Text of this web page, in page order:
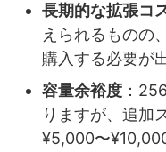
長期的な拡張コ
えられるものの
購入する必要が
容量余裕度 ：
りますが、追加
¥5,000〜